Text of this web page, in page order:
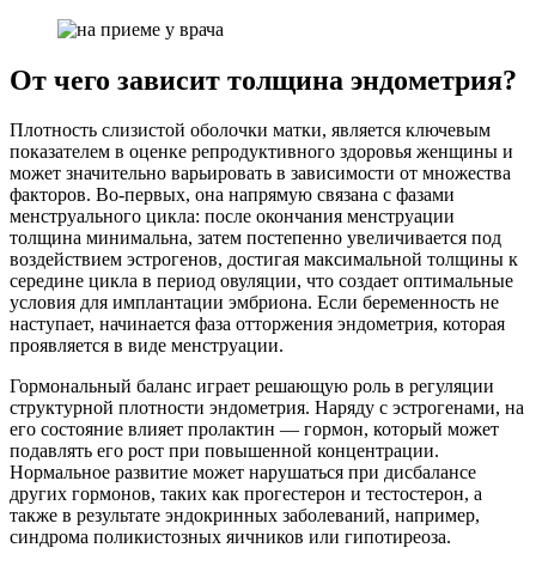
От чего зависит толщина эндометрия?
Плотность слизистой оболочки матки, является ключевым
показателем в оценке репродуктивного здоровья женщины и
может значительно варьировать в зависимости от множества
факторов. Во-первых, она напрямую связана с фазами
менструального цикла: после окончания менструации
толщина минимальна, затем постепенно увеличивается под
воздействием эстрогенов, достигая максимальной толщины к
середине цикла в период овуляции, что создает оптимальные
условия для имплантации эмбриона. Если беременность не
наступает, начинается фаза отторжения эндометрия, которая
проявляется в виде менструации.
Гормональный баланс играет решающую роль в регуляции
структурной плотности эндометрия. Наряду с эстрогенами, на
его состояние влияет пролактин — гормон, который может
подавлять его рост при повышенной концентрации.
Нормальное развитие может нарушаться при дисбалансе
других гормонов, таких как прогестерон и тестостерон, а
также в результате эндокринных заболеваний, например,
синдрома поликистозных яичников или гипотиреоза.